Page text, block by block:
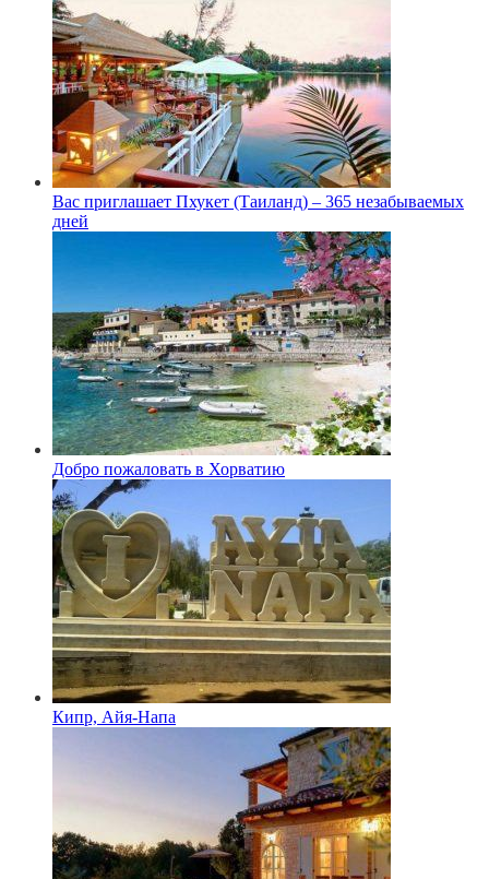
Вас приглашает Пхукет (Таиланд) – 365 незабываемых
дней
Добро пожаловать в Хорватию
Кипр, Айя-Напа